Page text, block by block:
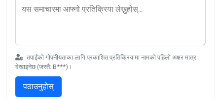
तपाईंको गोपनीयताका लागि प्रकाशित प्रतिक्रियामा नामको पहिलो अक्षर मात्र
देखाइनेछ (जस्तै: B***)।
पठाउनुहोस्